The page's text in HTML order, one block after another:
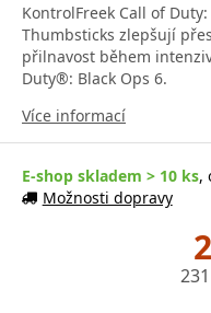
KontrolFreek Call of
Thumbsticks zlepšují
přilnavost během
Duty®: Black Ops 6.
Více informací
E-shop skladem > 10 ks,
Možnosti dopravy